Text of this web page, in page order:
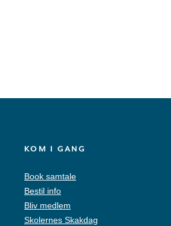
KOM I GANG
Book samtale
Bestil info
Bliv medlem
Skolernes Skakdag